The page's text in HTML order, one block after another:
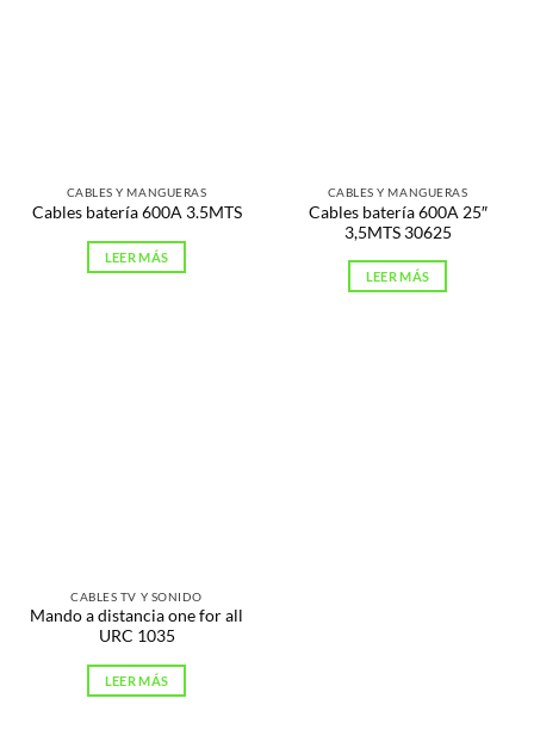
CABLES Y MANGUERAS
Cables batería 600A 3.5MTS
LEER MÁS
CABLES Y MANGUERAS
Cables batería 600A 25″
3,5MTS 30625
LEER MÁS
CABLES TV Y SONIDO
Mando a distancia one for all
URC 1035
LEER MÁS